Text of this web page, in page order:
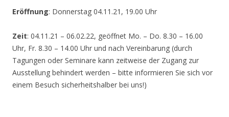
Eröffnung: Donnerstag 04.11.21, 19.00 Uhr
Zeit: 04.11.21 – 06.02.22, geöffnet Mo. – Do. 8.30 – 16.00
Uhr, Fr. 8.30 – 14.00 Uhr und nach Vereinbarung (durch
Tagungen oder Seminare kann zeitweise der Zugang zur
Ausstellung behindert werden – bitte informieren Sie sich vor
einem Besuch sicherheitshalber bei uns!)